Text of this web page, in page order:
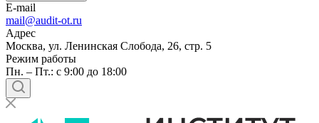
E-mail
mail@audit-ot.ru
Адрес
Москва, ул. Ленинская Слобода, 26, стр. 5
Режим работы
Пн. – Пт.: с 9:00 до 18:00